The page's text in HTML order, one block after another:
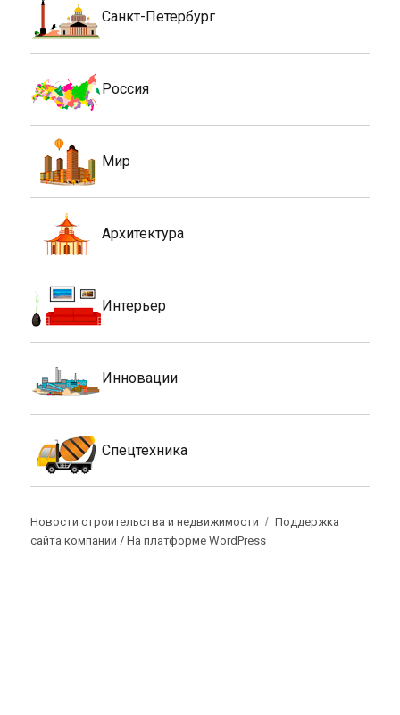
Санкт-Петербург
Россия
Мир
Архитектура
Интерьер
Инновации
Спецтехника
Новости строительства и недвижимости
Поддержка
сайта компании /На платформе WordPress